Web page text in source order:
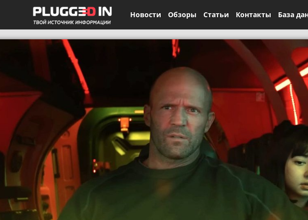
Новости Обзоры Статьи Контакты База